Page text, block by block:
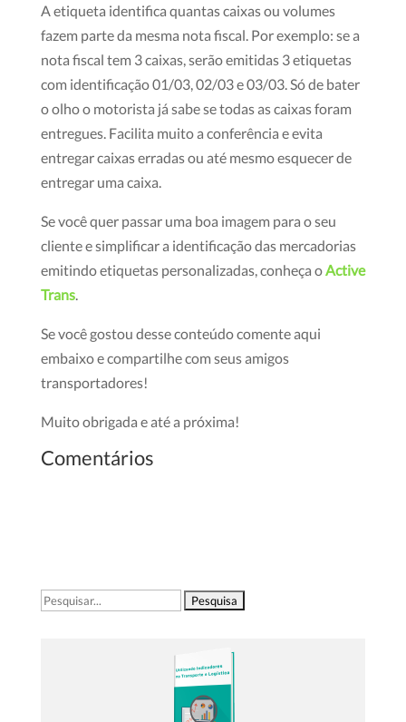
A etiqueta identifica quantas caixas ou volumes
fazem parte da mesma nota fiscal. Por exemplo: se a
nota fiscal tem 3 caixas, serão emitidas 3 etiquetas
com identificação01/03, 02/03 e 03/03. Só de bater
o olho o motorista já sabe se todas as caixas foram
entregues. Facilita muito a conferência e evita
entregar caixas erradas ou até mesmo esquecer de
entregar uma caixa.
Se você quer passar uma boa imagem para o seu
cliente e simplificar a identificação das mercadorias
emitindo etiquetas personalizadas, conheça o Active
Trans.
Se você gostou desse conteúdo comente aqui
embaixo e compartilhe com seus amigos
transportadores!
Muito obrigada e até a próxima!
Comentários
Pesquisar